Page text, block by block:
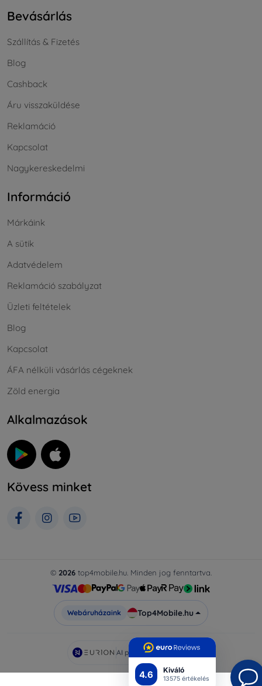
4.6 Kiváló
13575 értékelés
Bevásárlás
Szállítás & Fizetés
Blog
Cashback
Áru visszaküldése
Reklamáció
Kapcsolat
Nagykereskedelmi
Információ
Márkáink
A sütik
Adatvédelem
Reklamáció szabályzat
Üzleti feltételek
Blog
Kapcsolat
ÁFA nélküli vásárlás cégeknek
Zöld energia
Alkalmazások
Kövess minket
© 2026 top4mobile.hu. Minden jog fenntartva.
Webáruházaink Top4Mobile.hu
AI powered byEurion